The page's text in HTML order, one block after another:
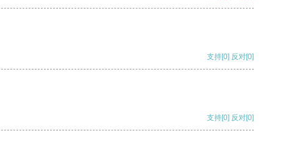
支持[0] 反对[0]
支持[0] 反对[0]